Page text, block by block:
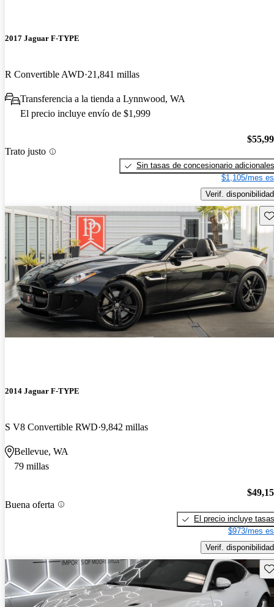
2017 Jaguar F-TYPE
R Convertible AWD 21,841 millas
Transferencia a la tienda a Lynnwood, WA
El precio incluye envío de $1,999
Trato justo
Sin tasas de concesionario adicionales
$1,105/mes
Verif. disponibilidad
2014 Jaguar F-TYPE
S V8 Convertible RWD 9,842 millas
Bellevue, WA
79 millas
Buena oferta
El precio incluye tasas
$973/mes
Verif. disponibilidad